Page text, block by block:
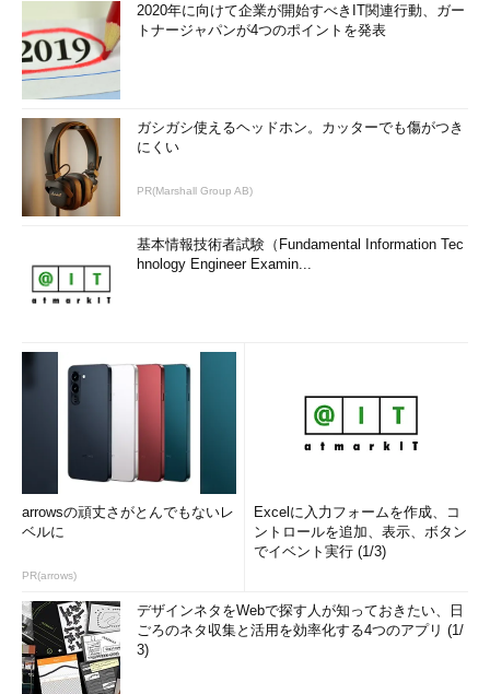
2020年に向けて企業が開始すべきIT関連行動、ガー
トナージャパンが4つのポイントを発表
ガシガシ使えるヘッドホン。カッターでも傷がつき
にくい
PR(Marshall Group AB)
基本情報技術者試験（Fundamental Information Tec
hnology Engineer Examin...
arrowsの頑丈さがとんでもないレ
ベルに
PR(arrows)
Excelに入力フォームを作成、コ
ントロールを追加、表示、ボタン
でイベント実行 (1/3)
デザインネタをWebで探す人が知っておきたい、日
ごろのネタ収集と活用を効率化する4つのアプリ (1/
3)